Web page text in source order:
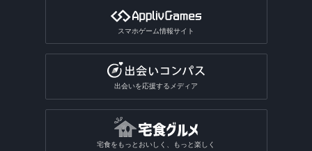
スマホゲーム情報サイト
出会いを応援するメディア
宅食をもっとおいしく、もっと楽しく